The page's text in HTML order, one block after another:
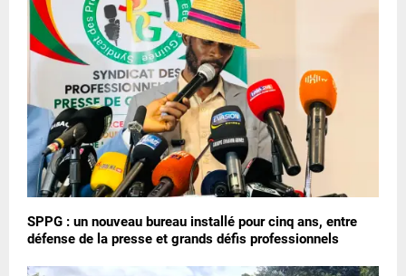
SPPG : un nouveau bureau installé pour cinq ans, entre
défense de la presse et grands défis professionnels